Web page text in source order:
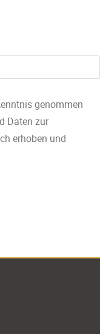
genommen
Daten zur
erhoben und